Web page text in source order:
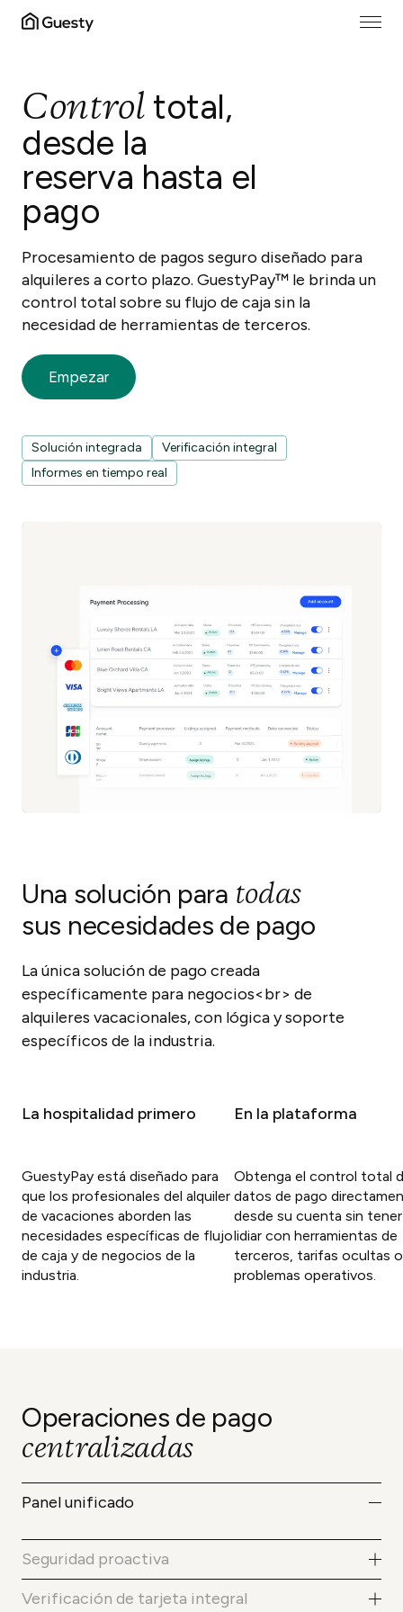
Solución integrada
Verificación integral
Informes en tiempo real
Control total,
desde la
reserva hasta el
pago
Procesamiento de pagos seguro diseñado para
alquileres a corto plazo. GuestyPay™ le brinda un
control total sobre su flujo de caja sin la
necesidad de herramientas de terceros.
Empezar
Una solución para todas
sus necesidades de pago
La única solución de pago creada
específicamente para negocios<br> de
alquileres vacacionales, con lógica y soporte
específicos de la industria.
La hospitalidad primero
GuestyPay está diseñado para
que los profesionales del alquiler
de vacaciones aborden las
necesidades específicas de flujo
de caja y de negocios de la
industria.
En la plataforma
Obtenga el control total
datos de pago
desde su cuenta sin
lidiar con herramientas de
terceros, tarifas ocultas o
problemas operativos.
Operaciones de pago
centralizadas
Panel unificado
fuente de reserva, lo que ofrece una
visibilidad total de los datos de la
reserva y elimina los dolores de cabeza
Seguridad proactiva
Identifica y mitiga los riesgos para
garantizar la continuidad del negocio y
Verificación de tarjeta integral